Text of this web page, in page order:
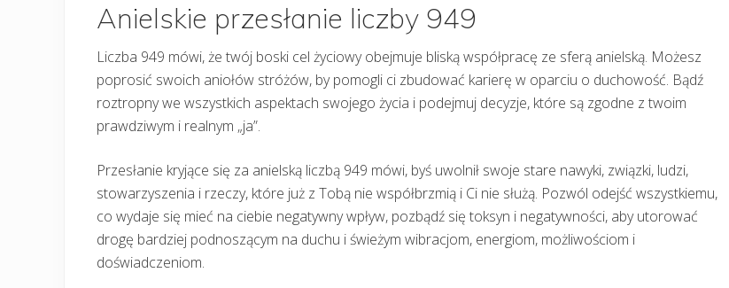
Anielskie przesłanie liczby 949
Liczba 949 mówi, że twój boski cel życiowy obejmuje bliską współpracę ze sferą anielską. Możesz
poprosić swoich aniołów stróżów, by pomogli ci zbudować karierę w oparciu o duchowość. Bądź
roztropny we wszystkich aspektach swojego życia i podejmuj decyzje, które są zgodne z twoim
prawdziwym i realnym „ja”.
Przesłanie kryjące się za anielską liczbą 949 mówi, byś uwolnił swoje stare nawyki, związki, ludzi,
stowarzyszenia i rzeczy, które już z Tobą nie współbrzmią i Ci nie służą. Pozwól odejść wszystkiemu,
co wydaje się mieć na ciebie negatywny wpływ, pozbądź się toksyn i negatywności, aby utorować
drogę bardziej podnoszącym na duchu i świeżym wibracjom, energiom, możliwościom i
doświadczeniom.